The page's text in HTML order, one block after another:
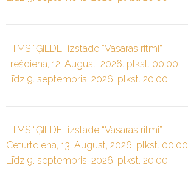
TTMS “ĢILDE” izstāde “Vasaras ritmi”
Trešdiena, 12. August, 2026. plkst. 00:00
Līdz 9. septembris, 2026. plkst. 20:00
TTMS “ĢILDE” izstāde “Vasaras ritmi”
Ceturtdiena, 13. August, 2026. plkst. 00:00
Līdz 9. septembris, 2026. plkst. 20:00